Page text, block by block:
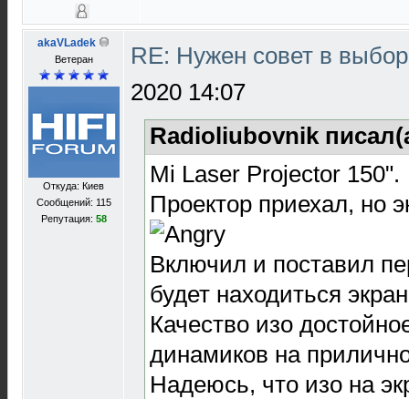
akaVLadek
Ветеран
Откуда: Киев
Сообщений: 115
Репутация: 58
RE: Нужен совет в
2020 14:07
Radioliubovnik
Mi Laser Projector 150".
Проектор приехал, но
Включил и поставил
будет находиться
Качество изо
динамиков на
Надеюсь, что изо на